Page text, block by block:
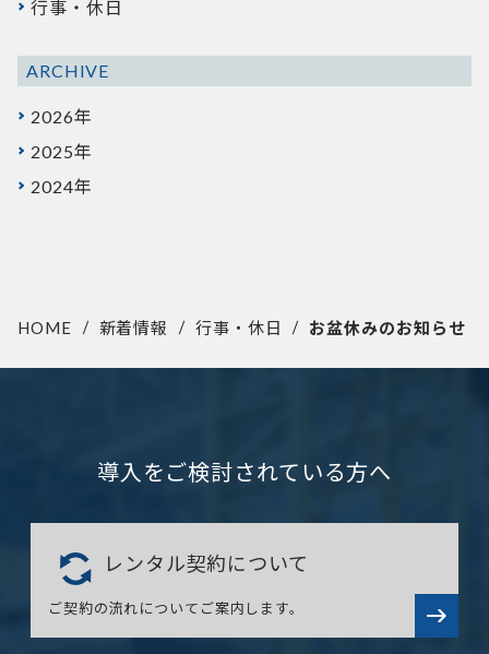
行事・休日
ARCHIVE
2026年
2025年
2024年
HOME 新着情報 行事・休日 お盆休みのお知らせ
導入をご検討されている方へ
レンタル契約について
ご契約の流れについてご案内します。